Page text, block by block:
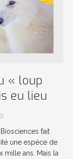
« loup
eu lieu
0
Biosciences fait
une espèce de
mille ans. Mais la